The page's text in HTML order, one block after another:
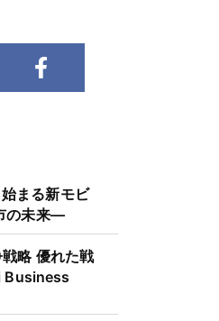
まる新モビ
の未来―
略 優れた戦
Business